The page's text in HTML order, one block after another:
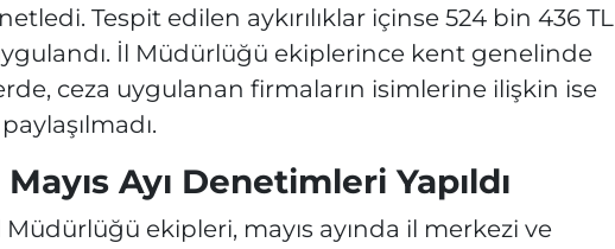
Tespit edilen aykırılıklar içinse 524 bin 436 TL
İl Müdürlüğü ekiplerince kent genelinde
ceza uygulanan firmaların isimlerine ilişkin ise
Ayı Denetimleri Yapıldı
Müdürlüğü ekipleri, mayıs ayında il merkezi ve